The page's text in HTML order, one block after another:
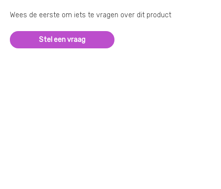
Wees de eerste om iets te vragen over dit product
Stel een vraag